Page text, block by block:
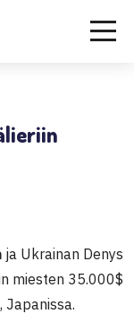
ja Ukrainan Denys
miesten 35.000$
Japanissa.